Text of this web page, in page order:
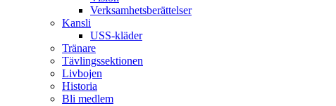
Verksamhetsberättelser
Kansli
USS-kläder
Tränare
Tävlingssektionen
Livbojen
Historia
Bli medlem